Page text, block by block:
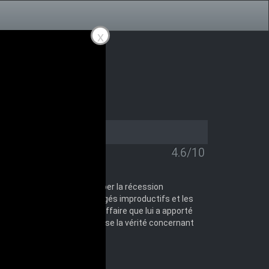
x
4.6/10
En essayant de stopper la récession
membres de la société jugés improductifs et les
enquête sur une affaire que lui a apporté
sauve leurs vies et expose la vérité concernant